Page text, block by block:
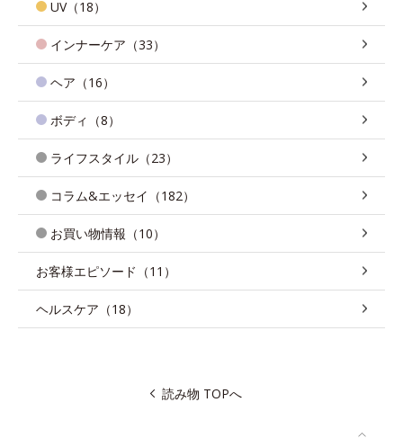
UV（18）
インナーケア（33）
ヘア（16）
ボディ（8）
ライフスタイル（23）
コラム&エッセイ（182）
お買い物情報（10）
お客様エピソード（11）
ヘルスケア（18）
読み物 TOPへ